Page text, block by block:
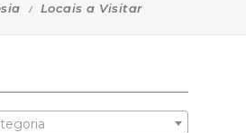
Locais a Visitar